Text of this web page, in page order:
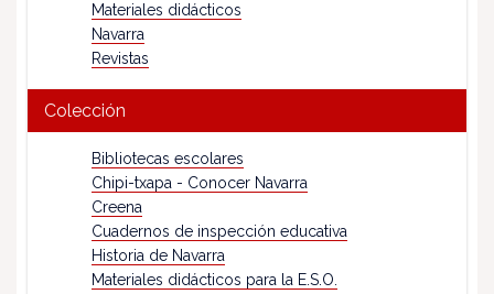
Materiales didácticos
Navarra
Revistas
Colección
Bibliotecas escolares
Chipi-txapa - Conocer Navarra
Creena
Cuadernos de inspección educativa
Historia de Navarra
Materiales didácticos para la E.S.O.